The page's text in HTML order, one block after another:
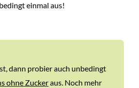
einmal aus!
dann probier auch unbedingt
ohne Zuckeraus. Noch mehr